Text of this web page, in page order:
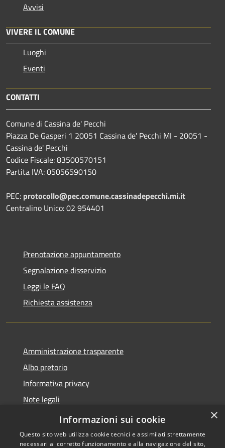
Avvisi
VIVERE IL COMUNE
Luoghi
Eventi
CONTATTI
Comune di Cassina de' Pecchi
Piazza De Gasperi 1 20051 Cassina de' Pecchi MI - 20051 -
Cassina de' Pecchi
Codice Fiscale: 83500570151
Partita IVA: 05056590150
PEC: protocollo@pec.comune.cassinadepecchi.mi.it
Centralino Unico: 02 954401
Prenotazione appuntamento
Segnalazione disservizio
Leggi le FAQ
Richiesta assistenza
Amministrazione trasparente
Albo pretorio
Informativa privacy
Note legali
Dichiarazione di accessibilità
×
Informazioni sui cookie
Questo sito web utilizza cookie tecnici e assimilati strettamente
necessari al corretto funzionamento e alla navigazione del sito,